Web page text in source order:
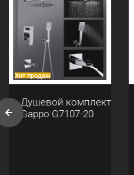
Хит продаж
Душевой комплект
Gappo G7107-20